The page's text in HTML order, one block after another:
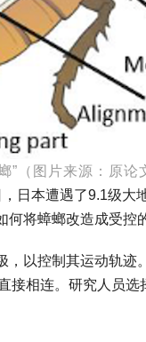
”（图片来源：原论
日本遭遇了9.1级
将蟑螂改造成受控的
以控制其运动轨迹
接相连。研究人员